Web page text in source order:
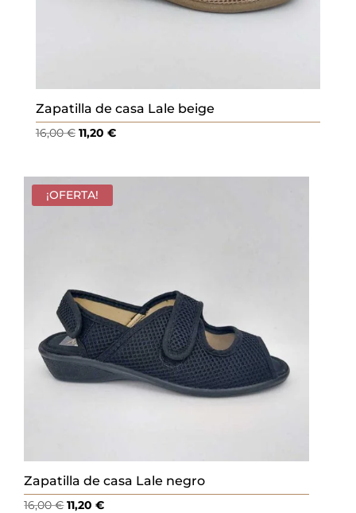
Zapatilla de casa Lale beige
16,00€ El
original
era:
11,20 €El
actual
¡OFERTA!
Zapatilla de casa Lale negro
16,00€El
11,20€El